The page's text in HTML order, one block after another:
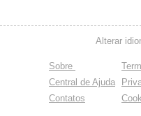
Alterar
Sobre
Central de Ajuda
Contatos